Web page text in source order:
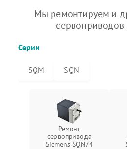
Мы ремонтируем и
сервоприводов
Серии
SQM SQN
Ремонт
сервопривода
Siemens SQN74